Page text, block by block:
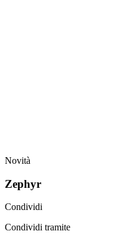
Novità
Zephyr
Condividi
Condividi tramite